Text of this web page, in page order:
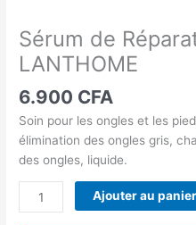
Sérum de
LANTHOME
6.900 CFA
Soin pour les ongles et les
élimination des ongles gris,
des ongles, liquide.
Ajouter au panier